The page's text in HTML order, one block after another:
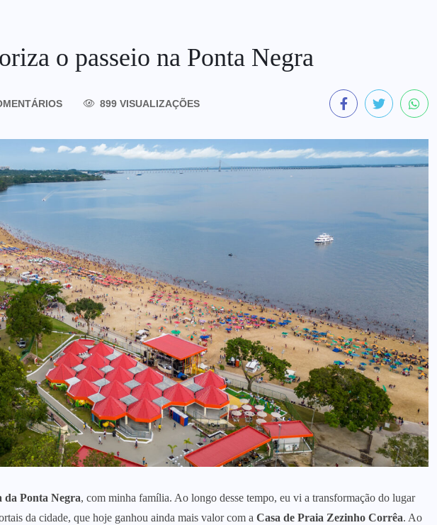
o passeio na Ponta Negra
899 VISUALIZAÇÕES
da Ponta Negra, com minha família. Ao longo desse tempo, eu vi a transformação do lugar
da cidade, que hoje ganhou ainda mais valor com a Casa de Praia Zezinho Corrêa. Ao